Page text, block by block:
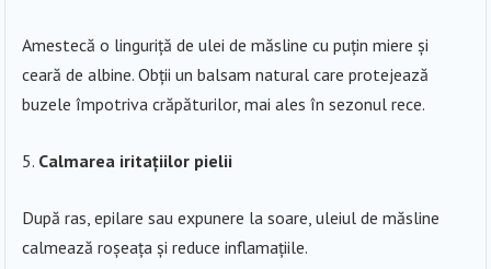
Amestecă o linguriță de ulei de măsline cu puțin miere și
ceară de albine. Obții un balsam natural care protejează
buzele împotriva crăpăturilor, mai ales în sezonul rece.
Calmarea iritațiilor pielii
După ras, epilare sau expunere la soare, uleiul de măsline
calmează roșeața și reduce inflamațiile.